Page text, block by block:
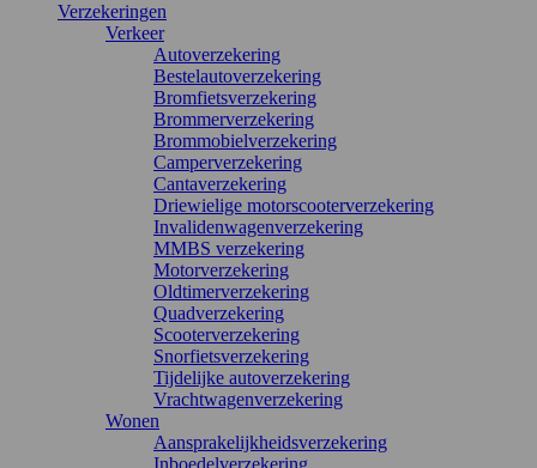
Verzekeringen
Verkeer
Autoverzekering
Bestelautoverzekering
Bromfietsverzekering
Brommerverzekering
Brommobielverzekering
Camperverzekering
Cantaverzekering
Driewielige motorscooterverzekering
Invalidenwagenverzekering
MMBS verzekering
Motorverzekering
Oldtimerverzekering
Quadverzekering
Scooterverzekering
Snorfietsverzekering
Tijdelijke autoverzekering
Vrachtwagenverzekering
Wonen
Aansprakelijkheidsverzekering
Inboedelverzekering